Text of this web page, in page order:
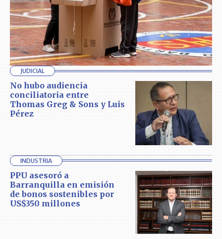
JUDICIAL
No hubo audiencia
conciliatoria entre
Thomas Greg & Sons y Luis
Pérez
INDUSTRIA
PPU asesoró a
Barranquilla en emisión
de bonos sostenibles por
US$350 millones